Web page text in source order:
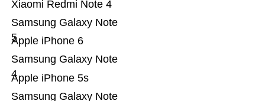
Samsung Galaxy Note
Apple iPhone 5s
Samsung Galaxy Note
4
Apple iPhone 6
Samsung Galaxy Note
5
Xiaomi Redmi Note 4